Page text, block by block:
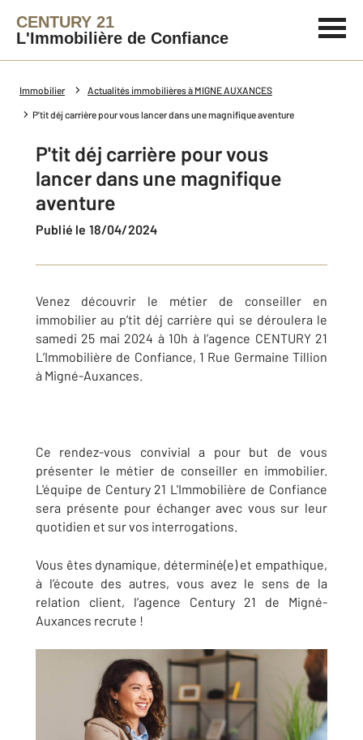
CENTURY 21
L'Immobilière de Confiance
Immobilier Actualités immobilières à MIGNE AUXANCES
P'tit déj carrière pour vous lancer dans une magnifique aventure
P'tit déj carrière pour vous
lancer dans une magnifique
aventure
Publié le 18/04/2024
Venez découvrir le métier de conseiller en
immobilier au p’tit déj carrière qui se déroulera le
samedi 25 mai 2024 à 10h à l’agence CENTURY 21
L’Immobilière de Confiance, 1 Rue Germaine Tillion
à Migné-Auxances.
Ce rendez-vous convivial a pour but de vous
présenter le métier de conseiller en immobilier.
L'équipe de Century 21 L'Immobilière de Confiance
sera présente pour échanger avec vous sur leur
quotidien et sur vos interrogations.
Vous êtes dynamique, déterminé(e) et empathique,
à l’écoute des autres, vous avez le sens de la
relation client, l’agence Century 21 de Migné-
Auxances recrute !